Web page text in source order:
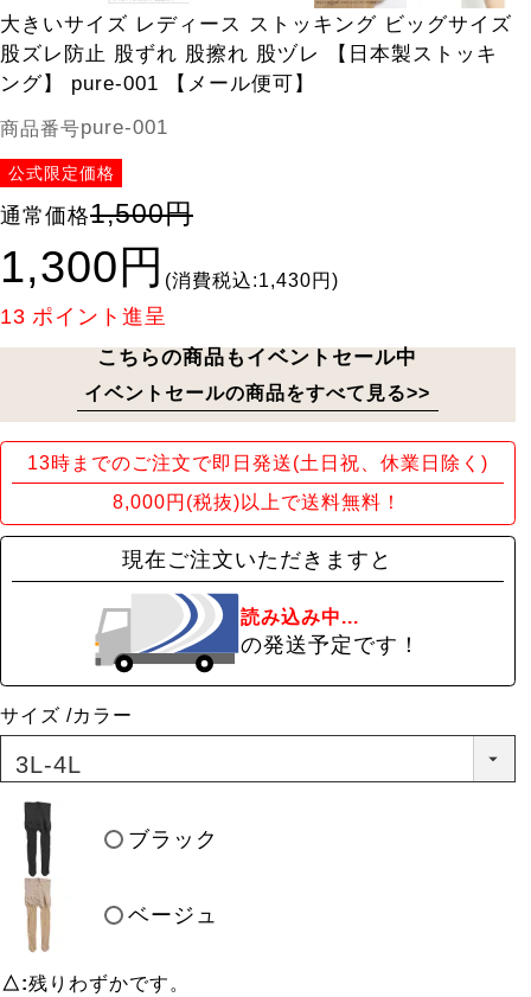
大きいサイズ レディース ストッキング ビッグサイズ
股ズレ防止 股ずれ 股擦れ 股ヅレ 【日本製ストッキ
ング】 pure-001 【メール便可】
商品番号pure-001
公式限定価格
通常価格1,500円
1,300円 (消費税込:1,430円)
13 ポイント進呈
こちらの商品もイベントセール中
イベントセールの商品をすべて見る>>
13時までのご注文で即日発送(土日祝、休業日除く)
8,000円(税抜)以上で送料無料！
現在ご注文いただきますと
読み込み中...
の発送予定です！
サイズ カラー
ブラック
ベージュ
△ 残りわずかです。